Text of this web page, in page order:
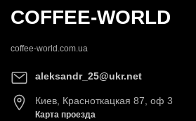
COFFEE-WORLD
coffee-world.com.ua
aleksandr_25@ukr.net
Киев, Красноткацкая 87, оф 3
Карта проезда